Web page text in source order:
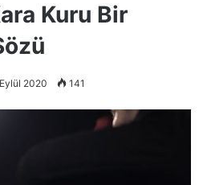
Kuru Bir
2020 141